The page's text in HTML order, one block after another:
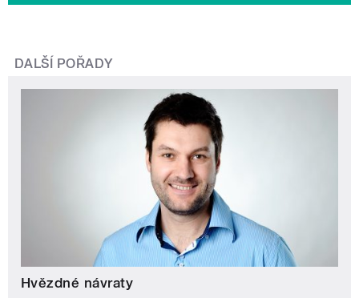
DALŠÍ POŘADY
Hvězdné návraty